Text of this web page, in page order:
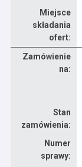
Miejsce
składania
ofert:
Zamówienie
na:
Stan
zamówienia:
Numer
sprawy: